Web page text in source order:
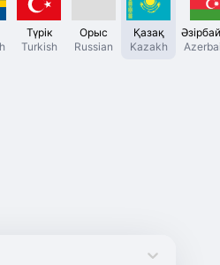
Түрік
Turkish
Орыс
Russian
Қазақ
Kazakh